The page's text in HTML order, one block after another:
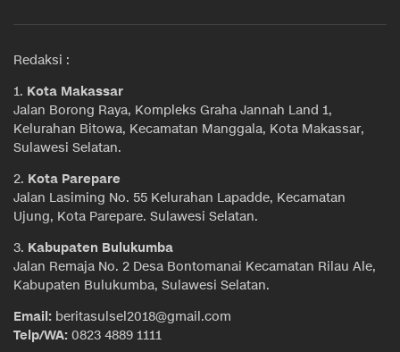
Redaksi :
1. Kota Makassar
Jalan Borong Raya, Kompleks Graha Jannah Land 1,
Kelurahan Bitowa, Kecamatan Manggala, Kota Makassar,
Sulawesi Selatan.
2. Kota Parepare
Jalan Lasiming No. 55 Kelurahan Lapadde, Kecamatan
Ujung, Kota Parepare. Sulawesi Selatan.
3. Kabupaten Bulukumba
Jalan Remaja No. 2 Desa Bontomanai Kecamatan Rilau Ale,
Kabupaten Bulukumba, Sulawesi Selatan.
Email: beritasulsel2018@gmail.com
Telp/WA: 0823 4889 1111